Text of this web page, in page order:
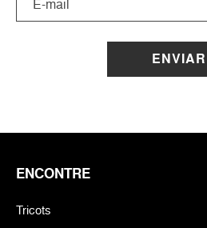
ENVIAR
ENCONTRE
Tricots